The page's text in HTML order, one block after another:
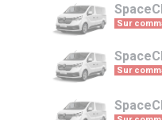
Sur
Sur